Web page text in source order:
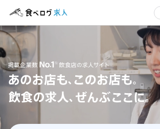
ログイン・無料会員登録
食べログ求人TOP
飲食求人掲載企業数No.1 飲食店の求人サイト あの